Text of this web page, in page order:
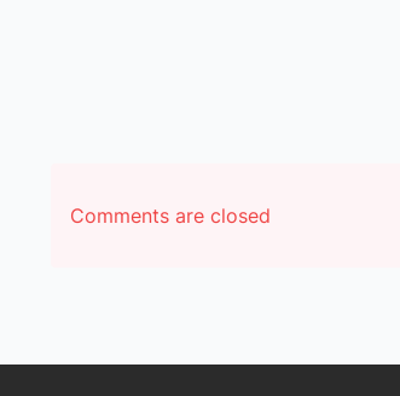
Comments are closed